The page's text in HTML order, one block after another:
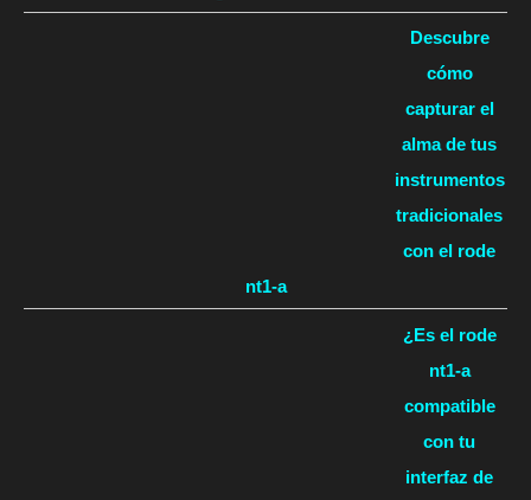
Descubre
cómo
capturar el
alma de tus
instrumentos
tradicionales
con el rode
nt1-a
¿Es el rode
nt1-a
compatible
con tu
interfaz de